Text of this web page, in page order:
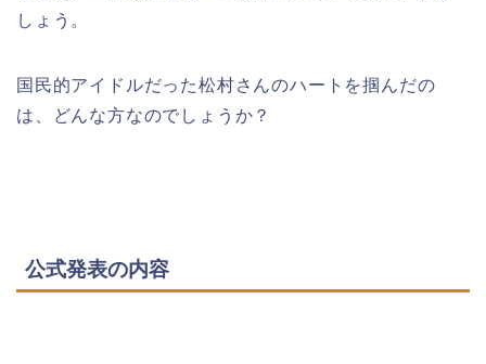
しょう。
国民的アイドルだった松村さんのハートを掴んだの
は、どんな方なのでしょうか？
公式発表の内容